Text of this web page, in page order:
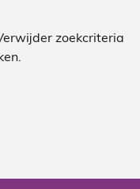
zoekcriteria